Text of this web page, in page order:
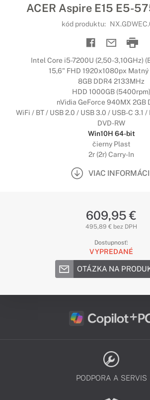
ACER Aspire E15 E5-
kód produktu:
Intel Core i5-7200U (2,50-3,10GHz)
15,6" FHD 1920x1080px Matný
8GB DDR4 2133MHz
HDD 1000GB (5400rpm)
nVidia GeForce 940MX 2GB
WiFi / BT / USB 2.0 / USB 3.0 / USB-C 3.1
DVD-RW
Win10H 64-bit
čierny Plast
2r (2r) Carry-In
VIAC
609,95 €
495,89 € bez DPH
Dostupnosť:
VYPREDANÉ
OTÁZKA NA
PODPORA A SERVIS